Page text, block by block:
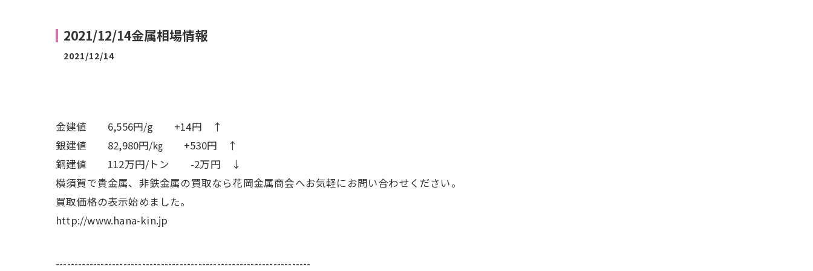
2021/12/14金属相場情報
2021/12/14
金建値 6,556円/g +14円 ↑
銀建値 82,980円/㎏ +530円 ↑
銅建値 112万円/トン -2万円 ↓
横須賀で貴金属、非鉄金属の買取なら花岡金属商会へお気軽にお問い合わせください。
買取価格の表示始めました。
http://www.hana-kin.jp
--------------------------------------------------------------------